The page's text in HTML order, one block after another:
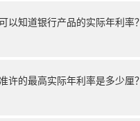
以知道银行产品的实际年利率？
许的最高实际年利率是多少厘？